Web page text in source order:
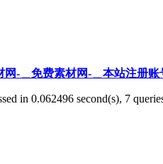
网-＿免费素材网-＿本站注册账
in 0.062496 second(s), 7